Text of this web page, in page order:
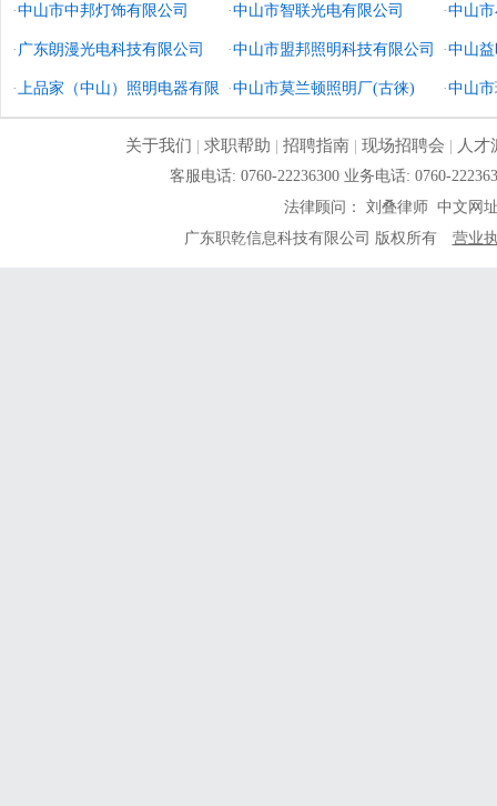
·中山市中邦灯饰有限公司 ·中山市智联光电有限公司 ·中山
· 广东朗漫光电科技有限公司 ·中山市盟邦照明科技有限公司 ·中山
· 上品家（中山）照明电器有限 ·中山市莫兰顿照明厂(古徕) ·中山
关于我们 | 求职帮助 | 招聘指南| 现场招聘会 | 人才
客服电话: 0760-22236300 业务电话: 0760-
法律顾问： 刘叠律师 中文网
广东职乾信息科技有限公司 版权所有
营业